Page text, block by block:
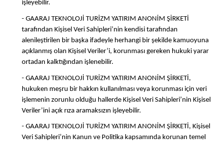
işleyebilir.
- GAARAJ TEKNOLOJİ TURİZM YATIRIM ANONİM ŞİRKETİ
tarafından Kişisel Veri Sahipleri’nin kendisi tarafından
alenileştirilen bir başka ifadeyle herhangi bir şekilde kamuoyuna
açıklanmış olan Kişisel Veriler’i, korunması gereken hukuki yarar
ortadan kalktığından işlenebilir.
- GAARAJ TEKNOLOJİ TURİZM YATIRIM ANONİM ŞİRKETİ,
hukuken meşru bir hakkın kullanılması veya korunması için veri
işlemenin zorunlu olduğu hallerde Kişisel Veri Sahipleri’nin Kişisel
Veriler’ini açık rıza aramaksızın işleyebilir.
- GAARAJ TEKNOLOJİ TURİZM YATIRIM ANONİM ŞİRKETİ, Kişisel
Veri Sahipleri’nin Kanun ve Politika kapsamında korunan temel